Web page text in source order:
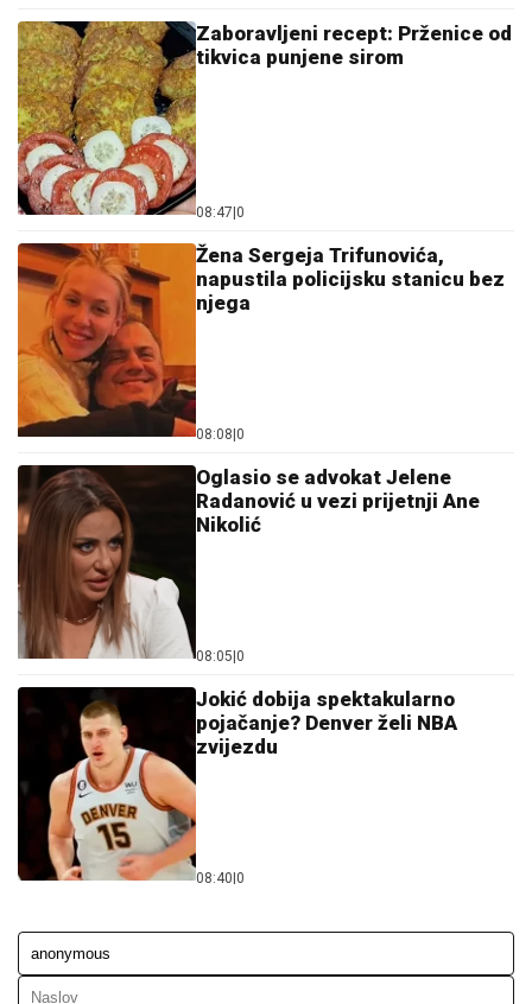
Zaboravljeni recept: Prženice od
tikvica punjene sirom
08:47|0
Žena Sergeja Trifunovića,
napustila policijsku stanicu bez
njega
08:08|0
Oglasio se advokat Jelene
Radanović u vezi prijetnji Ane
Nikolić
08:05|0
Jokić dobija spektakularno
pojačanje? Denver želi NBA
zvijezdu
08:40|0